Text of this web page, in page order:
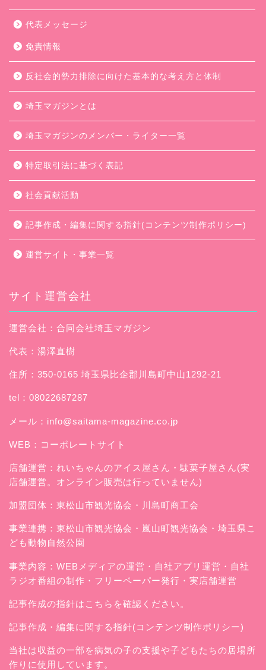
代表メッセージ
免責情報
反社会的勢力排除に向けた基本的な考え方と体制
埼玉マガジンとは
埼玉マガジンのメンバー・ライター一覧
特定取引法に基づく表記
社会貢献活動
記事作成・編集に関する指針(コンテンツ制作ポリシー)
運営サイト・事業一覧
サイト運営会社
運営会社：合同会社埼玉マガジン
代表：湯澤直樹
住所：350-0165 埼玉県比企郡川島町中山1292-21
tel：08022687287
メール： info@saitama-magazine.co.jp
WEB： コーポレートサイト
店舗運営： れいちゃんのアイス屋さん ・駄菓子屋さん(実
店舗運営。オンライン販売は行っていません)
加盟団体：東松山市観光協会・川島町商工会
事業連携：東松山市観光協会・嵐山町観光協会・埼玉県こ
ども動物自然公園
事業内容：WEBメディアの運営・自社アプリ運営・自社
ラジオ番組の制作・フリーペーパー発行・実店舗運営
記事作成の指針はこちらを確認ください。
記事作成・編集に関する指針(コンテンツ制作ポリシー)
当社は収益の一部を病気の子の支援や子どもたちの居場所
作りに使用しています。